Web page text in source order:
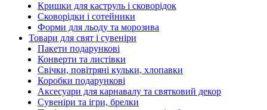
Кришки для каструль і сковорідок
Сковорідки і сотейники
Форми для льоду та морозива
Товари для свят і сувеніри
Пакети подарункові
Конверти та листівки
Свічки, повітряні кульки, хлопавки
Коробки подарункові
Аксесуари для карнавалу та святковий декор
Сувеніри та ігри, брелки